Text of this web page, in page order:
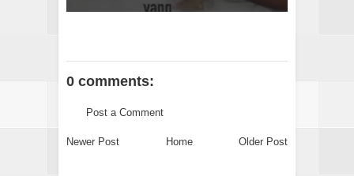
0 comments:
Post a Comment
Newer Post Older Post
Home